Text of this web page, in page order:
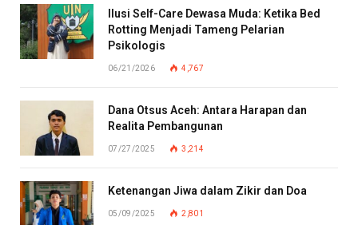
Ilusi Self-Care Dewasa Muda: Ketika Bed
Rotting Menjadi Tameng Pelarian
Psikologis
06/21/2026 4,767
Dana Otsus Aceh: Antara Harapan dan
Realita Pembangunan
07/27/2025 3,214
Ketenangan Jiwa dalam Zikir dan Doa
05/09/2025 2,801